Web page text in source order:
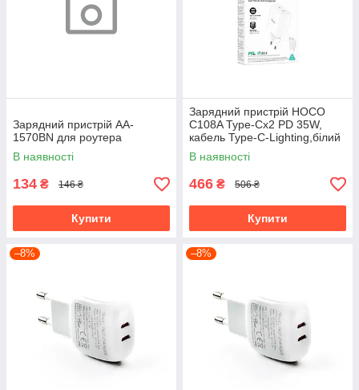
Зарядний пристрій AA-
1570BN для роутера
В наявності
134 ₴ 146 ₴
Купити
Зарядний пристрій HOCO
C108A Type-Cx2 PD 35W,
кабель Type-C-Lighting,білий
В наявності
466 ₴ 506 ₴
Купити
–8% –8%